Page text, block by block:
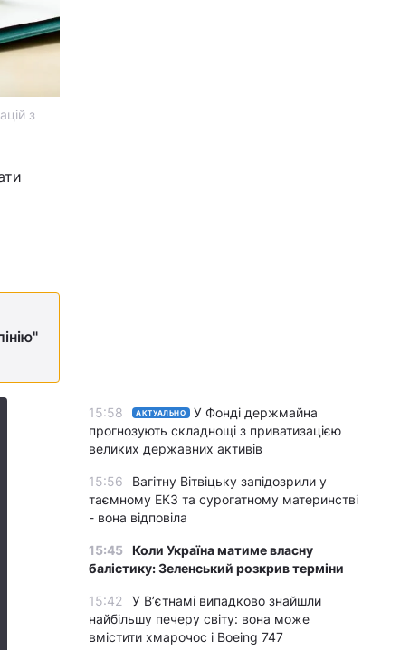
з
15:58 АКТУАЛЬНО
У Фонді держмайна
прогнозують складнощі з приватизацією
великих державних активів
15:56
Вагітну Вітвіцьку запідозрили у
таємному ЕКЗ та сурогатному материнстві
- вона відповіла
15:45 Коли Україна матиме власну
балістику: Зеленський розкрив терміни
15:42
У Вʼєтнамі випадково знайшли
найбільшу печеру світу: вона може
вмістити хмарочос і Boeing 747